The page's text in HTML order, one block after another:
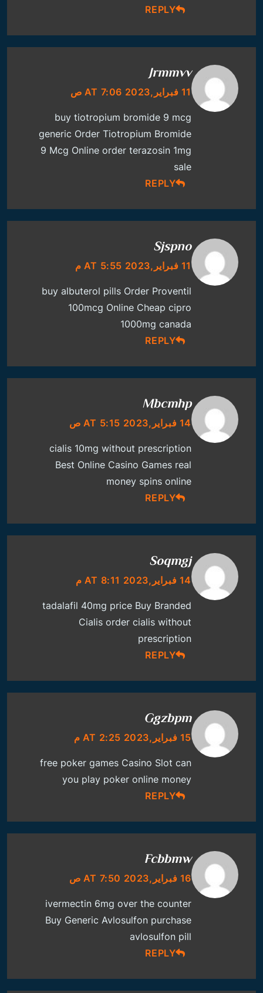
REPLY
Jrmmvv
11 فبراير,2023 AT 7:06 ص
buy tiotropium bromide 9 mcg
generic Order Tiotropium Bromide
9 Mcg Online order terazosin 1mg
sale
REPLY
Sjspno
11 فبراير,2023 AT 5:55 م
buy albuterol pills Order Proventil
100mcg Online Cheap cipro
1000mg canada
REPLY
Mbcmhp
14 فبراير,2023 AT 5:15 ص
cialis 10mg without prescription
Best Online Casino Games real
money spins online
REPLY
Soqmgj
14 فبراير,2023 AT 8:11 م
tadalafil 40mg price Buy Branded
Cialis order cialis without
prescription
REPLY
Ggzbpm
15 فبراير,2023 AT 2:25 م
free poker games Casino Slot can
you play poker online money
REPLY
Fcbbmw
16 فبراير,2023 AT 7:50 ص
ivermectin 6mg over the counter
Buy Generic Avlosulfon purchase
avlosulfon pill
REPLY